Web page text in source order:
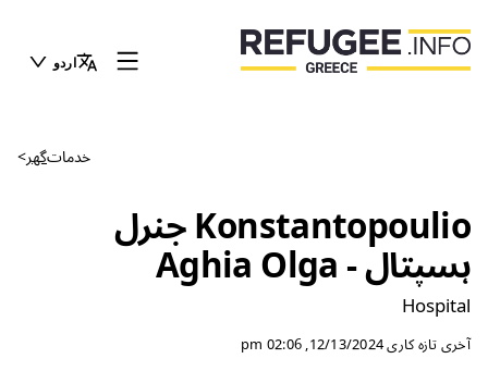
اردو
گھر> خدمات
Konstantopoulio جنرل
ہسپتال - Aghia Olga
Hospital
آخری تازہ کاری12/13/2024, 02:06 pm